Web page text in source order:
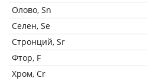
Олово, Sn
Селен, Se
Стронций, Sr
Фтор, F
Хром, Cr